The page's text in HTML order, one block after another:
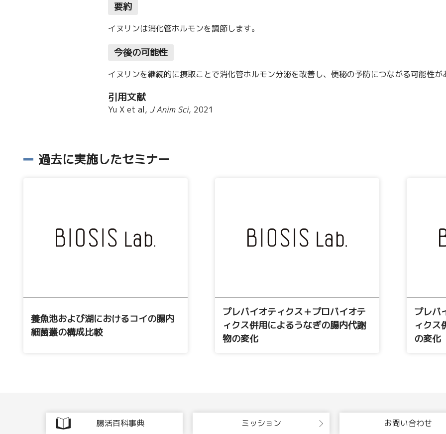
要約
イヌリンは消化管ホルモンを調節します。
今後の可能性
イヌリンを継続的に摂取ことで消化管ホルモン分泌を改善し、便秘の予防につながる可能性が
引用文献
Yu X et al, J Anim Sci, 2021
過去に実施したセミナー
養魚池および湖におけるコイの腸内
細菌叢の構成比較
プレバイオティクス＋プロバイオテ
ィクス併用によるうなぎの腸内代謝
物の変化
プレバ
ィクス
の変化
腸活百科事典 ミッション お問い合わせ